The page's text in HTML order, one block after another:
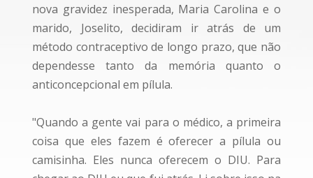
nova gravidez inesperada, Maria Carolina e o
marido, Joselito, decidiram ir atrás de um
método contraceptivo de longo prazo, que não
dependesse tanto da memória quanto o
anticoncepcional em pílula.
"Quando a gente vai para o médico, a primeira
coisa que eles fazem é oferecer a pílula ou
camisinha. Eles nunca oferecem o DIU. Para